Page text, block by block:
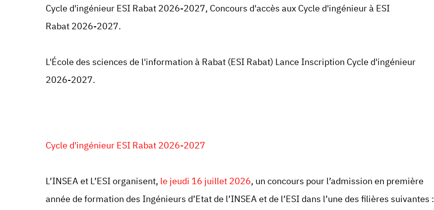
Cycle d'ingénieur ESI Rabat 2026-2027, Concours d'accès aux Cycle d'ingénieur àESI
Rabat2026-2027.
L'École des sciences de l'information à Rabat (ESI Rabat) Lance Inscription Cycle d'ingénieur
2026-2027.
Cycle d'ingénieur ESI Rabat 2026-2027
L’INSEA et L’ESI organisent, le jeudi 16 juillet 2026, un concours pour l’admission en première
année de formation des Ingénieurs d’Etat de l’INSEA et de l’ESI dans l’une des filières suivantes :